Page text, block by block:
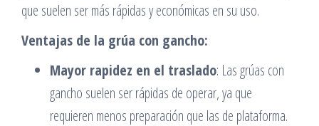
que suelen ser más rápidas y económicas en su uso.
Ventajas de la grúa con gancho:
Mayor rapidez en el traslado: Las grúas con
gancho suelen ser rápidas de operar, ya que
requieren menos preparación que las de plataforma.